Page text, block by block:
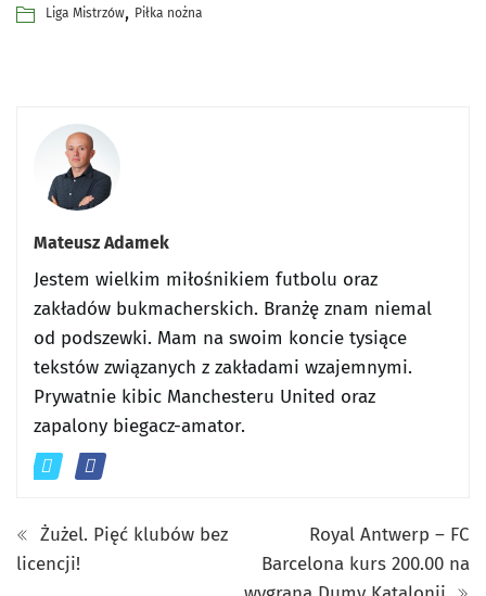
Liga Mistrzów, Piłka nożna
Mateusz Adamek
Jestem wielkim miłośnikiem futbolu oraz
zakładów bukmacherskich. Branżę znam niemal
od podszewki. Mam na swoim koncie tysiące
tekstów związanych z zakładami wzajemnymi.
Prywatnie kibic Manchesteru United oraz
zapalony biegacz-amator.
Żużel. Pięć klubów bez
licencji!
Royal Antwerp – FC
Barcelona kurs 200.00 na